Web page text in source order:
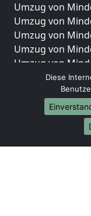
Umzug von
Umzug von
Umzug von
Umzug von
Umzug von
Umzug von
Umzug von
Umzug von
Umzug von
Diese